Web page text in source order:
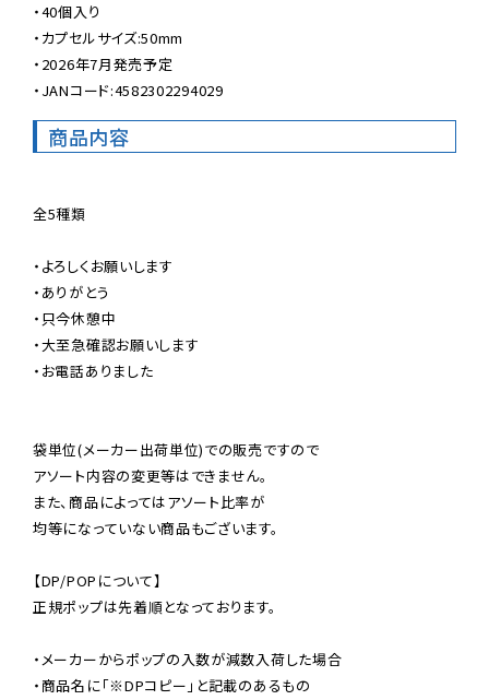
・40個入り
・カプセルサイズ:50mm
・2026年7月発売予定
・JANコード:4582302294029
商品内容
全5種類
・よろしくお願いします
・ありがとう
・只今休憩中
・大至急確認お願いします
・お電話ありました
袋単位(メーカー出荷単位)での販売ですので
アソート内容の変更等はできません。
また、商品によってはアソート比率が
均等になっていない商品もございます。
【DP/POPについて】
正規ポップは先着順となっております。
・メーカーからポップの入数が減数入荷した場合
・商品名に「※DPコピー」と記載のあるもの